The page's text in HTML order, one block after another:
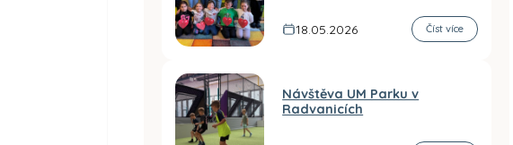
18.05.2026 Číst více
Návštěva UM Parku v
Radvanicích